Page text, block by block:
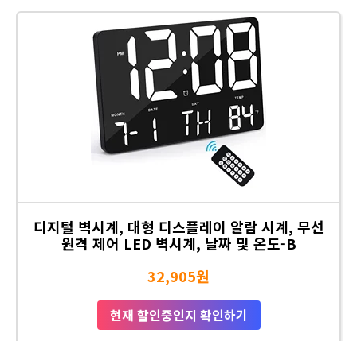
디지털 벽시계, 대형 디스플레이 알람 시계, 무선
원격 제어 LED 벽시계, 날짜 및 온도-B
32,905원
현재 할인중인지 확인하기